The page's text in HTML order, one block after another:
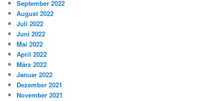
September 2022
August 2022
Juli 2022
Juni 2022
Mai 2022
April 2022
März 2022
Januar 2022
Dezember 2021
November 2021